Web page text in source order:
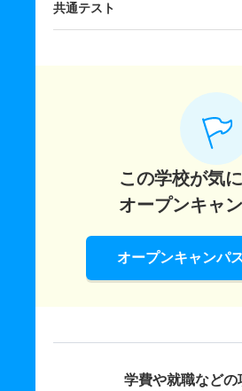
共通テスト
この学校が気
オープンキャ
オープンキャンパ
学費や就職などの